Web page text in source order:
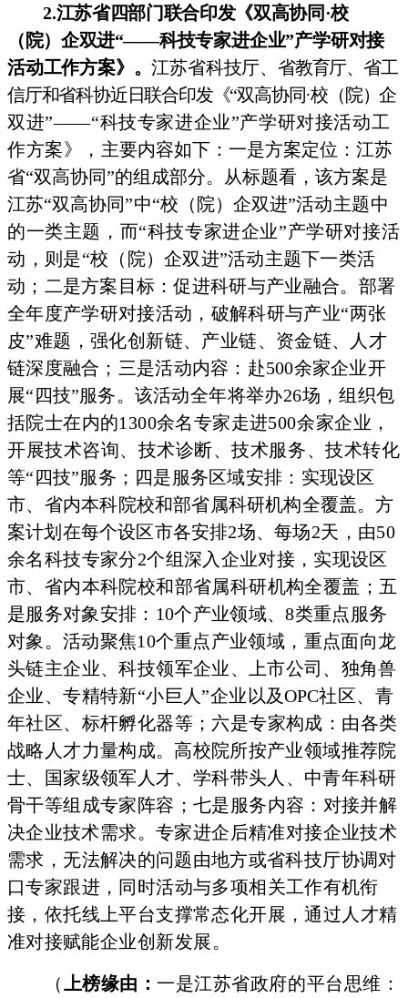
2.江苏省四部门联合印发《双高协同·校
（院）企双进“——科技专家进企业”产学研对接
活动工作方案》。江苏省科技厅、省教育厅、省工
信厅和省科协近日联合印发《“双高协同·校（院）企
双进”——“科技专家进企业”产学研对接活动工
作方案》， 主要内容如下：一是方案定位：江苏
省“双高协同”的组成部分。
从标题看，该方案是
江苏“双高协同”中“校（院）企双进”活动主题中
的一类主题，而“科技专家进企业”产学研对接活
动， 则是“校（院）企双进”活动主题下一类活
动；二是方案目标：促进科研与产业融合。部署
全年度产学研对接活动，破解科研与产业“两张
皮”难题，强化创新链、产业链、 资金链、人才
链深度融合；三是活动内容：赴500余家企业开
展“四技”服务。该活动全年将举办26场，组织包
括院士在内的1300余名专家走进500余家企业，
开展技术咨询、技术诊断、技术服务、技术转化
等“四技”服务；四是服务区域安排：实现设区
市、省内本科院校和部省属科研机构全覆盖。方
案计划在每个设区市各安排2场、 每场2天，由50
余名科技专家分2个组深 入企业对接，实现设区
市、省内本科院校和部省属科研机构全覆盖 ；五
是服务对象安排：10个产业领域、8类重点服务
对象。活动聚焦10个重点产业领域，重点面向龙
头链主企业、科技领军企业、上市公司、独角兽
企业、专精特新“小巨人”企业以及OPC社区、青
年社区、标杆孵化器等；六是专家构成：由各类
战略人 才力量构成。高校院所按产业领域推荐院
士、国家级领军人才、 学科带头人、中青年科研
骨干等组成专家阵容；七是服务内容： 对接并解
决企业技术需求。专家进企后精准对接企业技术
需求， 无法解决的问题由地方或省科技厅协调对
口专家跟进，同时活动与多项相关工作有机衔
接，依托线上平台支撑常态化开展，通过 人才精
准对接赋能企业创新发展。
（上榜缘由： 一是江苏省政府的平台思维：